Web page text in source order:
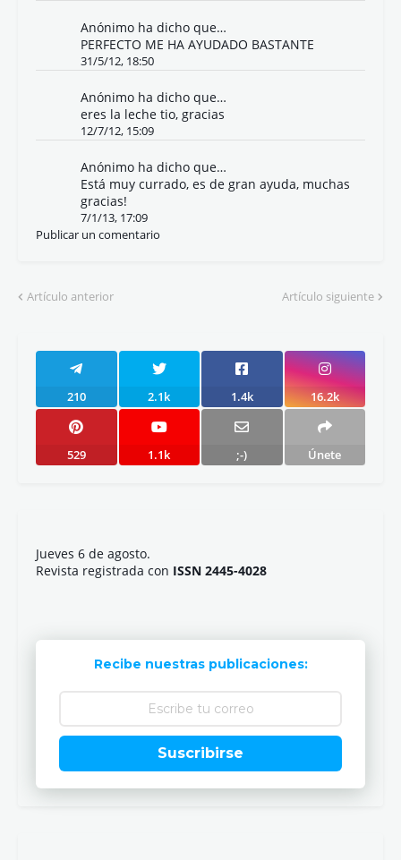
Anónimo ha dicho que…
PERFECTO ME HA AYUDADO BASTANTE
31/5/12, 18:50
Anónimo ha dicho que…
eres la leche tio, gracias
12/7/12, 15:09
Anónimo ha dicho que…
Está muy currado, es de gran ayuda, muchas
gracias!
7/1/13, 17:09
Publicar un comentario
Artículo anterior Artículo siguiente
210 2.1k 1.4k 16.2k
529 1.1k ;-) Únete
Jueves 6 de agosto.
Revista registrada con ISSN 2445-4028
Recibe nuestras publicaciones:
Suscribirse